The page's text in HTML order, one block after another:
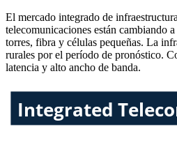
El mercado integrado de
telecomunicaciones están cambiando
torres, fibra y células pequeñas. La
rurales por el período de pronóstico.
latencia y alto ancho de banda.